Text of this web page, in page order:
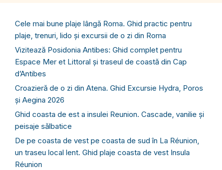
Cele mai bune plaje lângă Roma. Ghid practic pentru
plaje, trenuri, lido și excursii de o zi din Roma
Vizitează Posidonia Antibes: Ghid complet pentru
Espace Mer et Littoral și traseul de coastă din Cap
d’Antibes
Croazieră de o zi din Atena. Ghid Excursie Hydra, Poros
și Aegina 2026
Ghid coasta de est a insulei Reunion. Cascade, vanilie și
peisaje sălbatice
De pe coasta de vest pe coasta de sud în La Réunion,
un traseu local lent. Ghid plaje coasta de vest Insula
Réunion